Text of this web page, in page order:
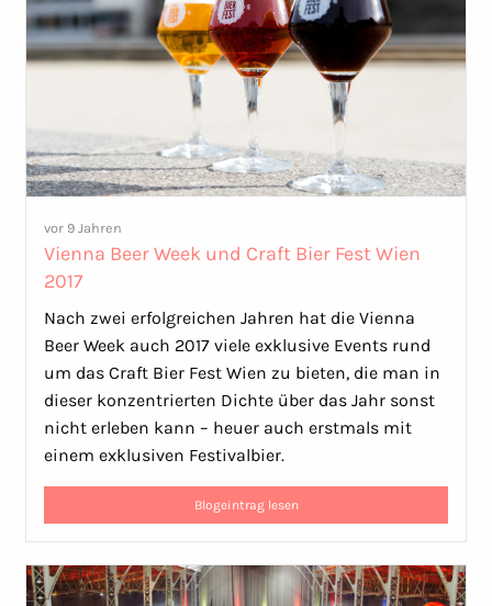
vor 9 Jahren
Vienna Beer Week und Craft Bier Fest Wien
2017
Nach zwei erfolgreichen Jahren hat die Vienna
Beer Week auch 2017 viele exklusive Events rund
um das Craft Bier Fest Wien zu bieten, die man in
dieser konzentrierten Dichte über das Jahr sonst
nicht erleben kann – heuer auch erstmals mit
einem exklusiven Festivalbier.
Blogeintrag lesen